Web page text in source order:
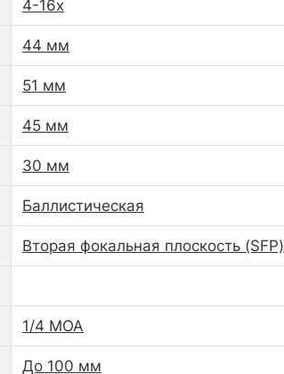
4-16x
44 мм
51 мм
45 мм
30 мм
Баллистическая
Вторая фокальная плоскость (SFP)
1/4 MOA
До 100 мм